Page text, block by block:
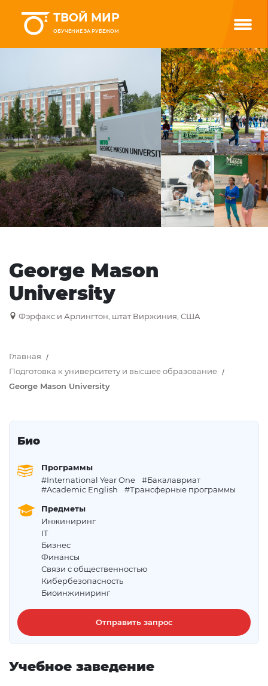
ТВОЙ МИР
ОБУЧЕНИЕ ЗА РУБЕЖОМ
George Mason
University
Фэрфакс и Арлингтон, штат Виржиния, США
Главная
Подготовка к университету и высшее образование
George Mason University
Био
Программы
#International Year One
#Бакалавриат
#Academic English
#Трансферные программы
Предметы
Инжиниринг
IT
Бизнес
Финансы
Связи с общественностью
Кибербезопасность
Биоинжиниринг
Отправить запрос
Учебное заведение